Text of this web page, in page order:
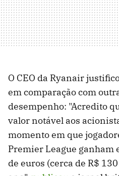
O CEO da Ryanair
em comparação com
desempenho: "Acredito
valor notável aos
momento em que
Premier League ganham
de euros (cerca de R$